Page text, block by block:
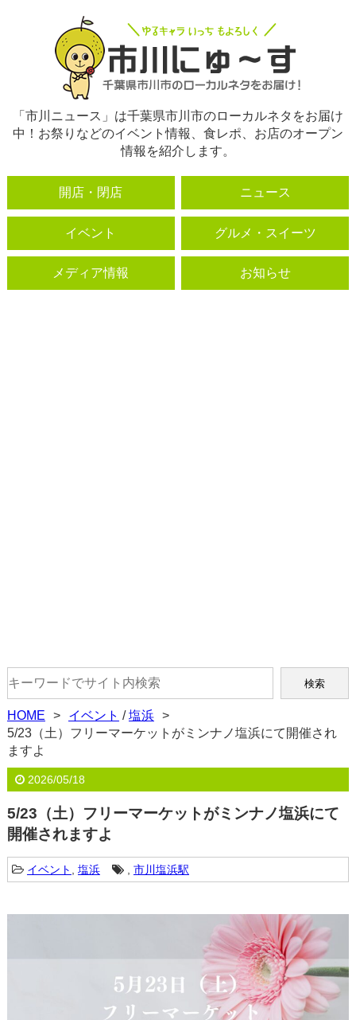
「市川ニュース」は千葉県市川市のローカルネタをお届け
中！お祭りなどのイベント情報、食レポ、お店のオープン
情報を紹介します。
開店・閉店 ニュース
イベント グルメ・スイーツ
メディア情報 お知らせ
HOME イベント /塩浜
5/23（土）フリーマーケットがミンナノ塩浜にて開催され
ますよ
2026/05/18
5/23（土）フリーマーケットがミンナノ塩浜にて
開催されますよ
イベント 塩浜 , 市川塩浜駅